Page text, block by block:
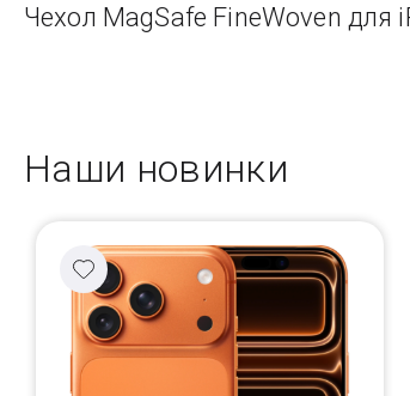
Чехол MagSafe FineWoven для
Наши новинки